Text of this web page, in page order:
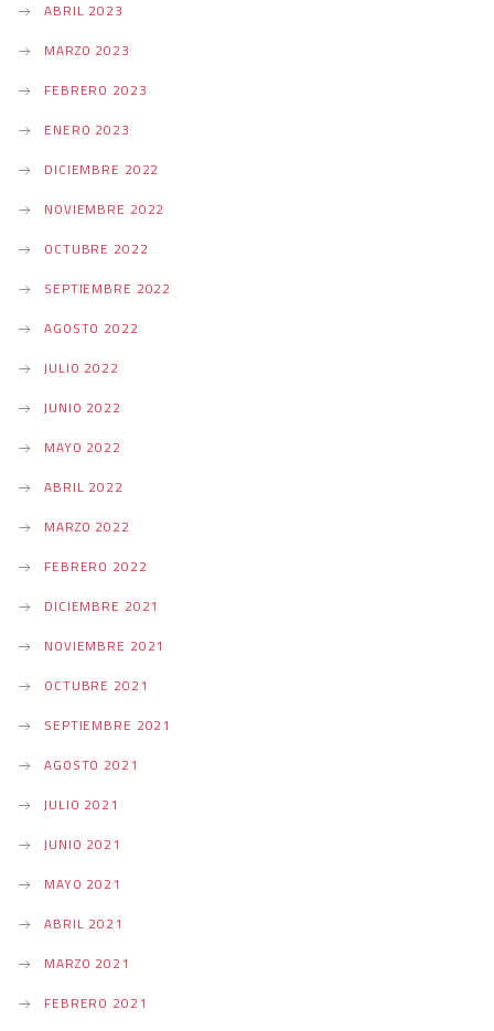
ABRIL 2023
MARZO 2023
FEBRERO 2023
ENERO 2023
DICIEMBRE 2022
NOVIEMBRE 2022
OCTUBRE 2022
SEPTIEMBRE 2022
AGOSTO 2022
JULIO 2022
JUNIO 2022
MAYO 2022
ABRIL 2022
MARZO 2022
FEBRERO 2022
DICIEMBRE 2021
NOVIEMBRE 2021
OCTUBRE 2021
SEPTIEMBRE 2021
AGOSTO 2021
JULIO 2021
JUNIO 2021
MAYO 2021
ABRIL 2021
MARZO 2021
FEBRERO 2021